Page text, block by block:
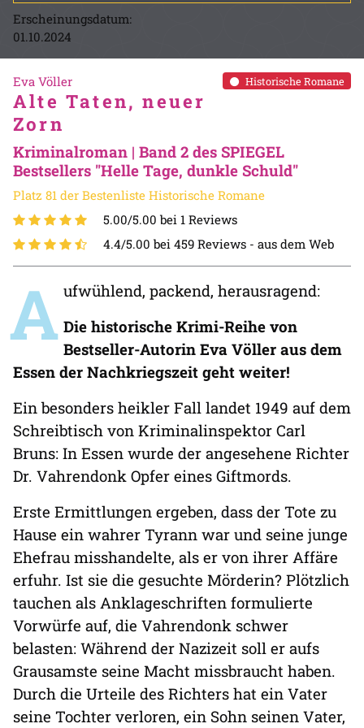
Erscheinungsdatum:
01.10.2024
Historische Romane
Eva Völler
Alte Taten, neuer
Zorn
Kriminalroman | Band 2 des SPIEGEL
Bestsellers "Helle Tage, dunkle Schuld"
Platz 81 der Bestenliste Historische Romane
5.00/5.00 bei 1 Reviews
4.4/5.00 bei 459 Reviews - aus dem Web
A ufwühlend, packend, herausragend:
Die historische Krimi-Reihe von
Bestseller-Autorin Eva Völler aus dem
Essen der Nachkriegszeit geht weiter!
Ein besonders heikler Fall landet 1949 auf dem
Schreibtisch von Kriminalinspektor Carl
Bruns: In Essen wurde der angesehene Richter
Dr. Vahrendonk Opfer eines Giftmords.
Erste Ermittlungen ergeben, dass der Tote zu
Hause ein wahrer Tyrann war und seine junge
Ehefrau misshandelte, als er von ihrer Affäre
erfuhr. Ist sie die gesuchte Mörderin? Plötzlich
tauchen als Anklageschriften formulierte
Vorwürfe auf, die Vahrendonk schwer
belasten: Während der Nazizeit soll er aufs
Grausamste seine Macht missbraucht haben.
Durch die Urteile des Richters hat ein Vater
seine Tochter verloren, ein Sohn seinen Vater,